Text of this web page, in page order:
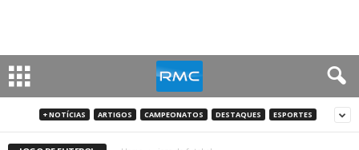
+ NOTÍCIAS ARTIGOS CAMPEONATOS DESTAQUES ESPORTES